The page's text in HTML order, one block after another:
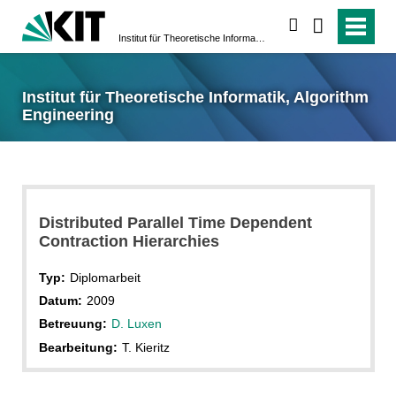
Institut für Theoretische Informatik, Algorithm
Engineering
Distributed Parallel Time Dependent
Contraction Hierarchies
Typ: Diplomarbeit
Datum: 2009
Betreuung: D. Luxen
Bearbeitung: T. Kieritz